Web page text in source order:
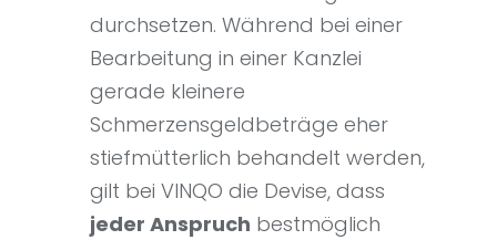
durchsetzen. Während bei einer
Bearbeitung in einer Kanzlei
gerade kleinere
Schmerzensgeldbeträge eher
stiefmütterlich behandelt werden,
gilt bei VINQO die Devise, dass
jeder Anspruch bestmöglich